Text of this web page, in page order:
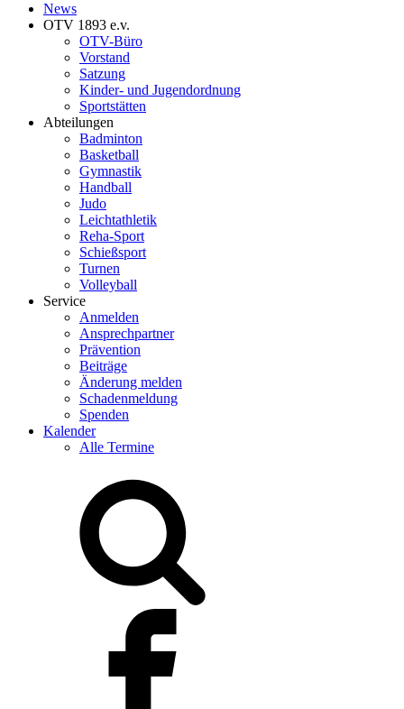
News
OTV 1893 e.v.
OTV-Büro
Vorstand
Satzung
Kinder- und Jugendordnung
Sportstätten
Abteilungen
Badminton
Basketball
Gymnastik
Handball
Judo
Leichtathletik
Reha-Sport
Schießsport
Turnen
Volleyball
Service
Anmelden
Ansprechpartner
Prävention
Beiträge
Änderung melden
Schadenmeldung
Spenden
Kalender
Alle Termine